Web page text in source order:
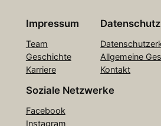
Impressum
Team
Geschichte
Karriere
Datenschutz
Allgemeine
Kontakt
Soziale Netzwerke
Facebook
Instagram